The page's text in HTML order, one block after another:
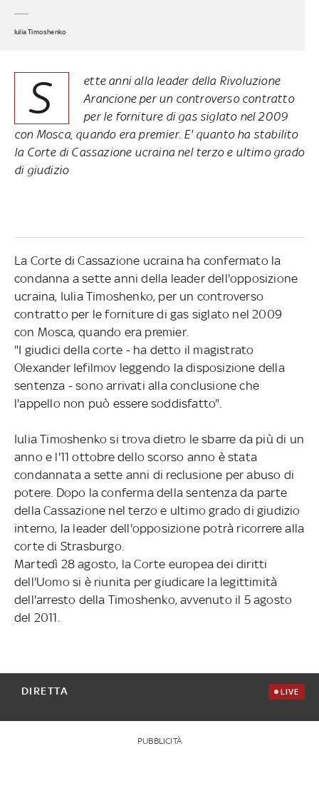
Iulia Timoshenko
S
ette anni alla leader della Rivoluzione
Arancione per un controverso contratto
per le forniture di gas siglato nel 2009
con Mosca, quando era premier. E' quanto ha stabilito
la Corte di Cassazione ucraina nel terzo e ultimo grado
di giudizio
La Corte di Cassazione ucraina ha confermato la
condanna a sette anni della leader dell'opposizione
ucraina, Iulia Timoshenko, per un controverso
contratto per le forniture di gas siglato nel 2009
con Mosca, quando era premier.
"I giudici della corte - ha detto il magistrato
Olexander Iefilmov leggendo la disposizione della
sentenza - sono arrivati alla conclusione che
l'appello non può essere soddisfatto".
Iulia Timoshenko si trova dietro le sbarre da più di un
anno e l'11 ottobre dello scorso anno è stata
condannata a sette anni di reclusione per abuso di
potere. Dopo la conferma della sentenza da parte
della Cassazione nel terzo e ultimo grado di giudizio
interno, la leader dell'opposizione potrà ricorrere alla
corte di Strasburgo.
Martedì 28 agosto, la Corte europea dei diritti
dell'Uomo si è riunita per giudicare la legittimità
dell'arresto della Timoshenko, avvenuto il 5 agosto
del 2011.
DIRETTA LIVE
PUBBLICITÀ